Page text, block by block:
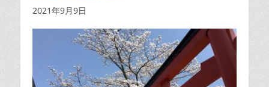
日付
2021年9月9日